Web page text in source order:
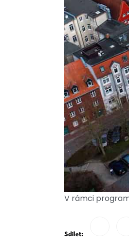
V rámci
Sdílet: